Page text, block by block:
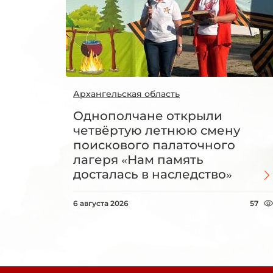
Архангельская область
Однополчане открыли
четвёртую летнюю смену
поискового палаточного
лагеря «Нам память
досталась в наследство»
6 августа 2026 57